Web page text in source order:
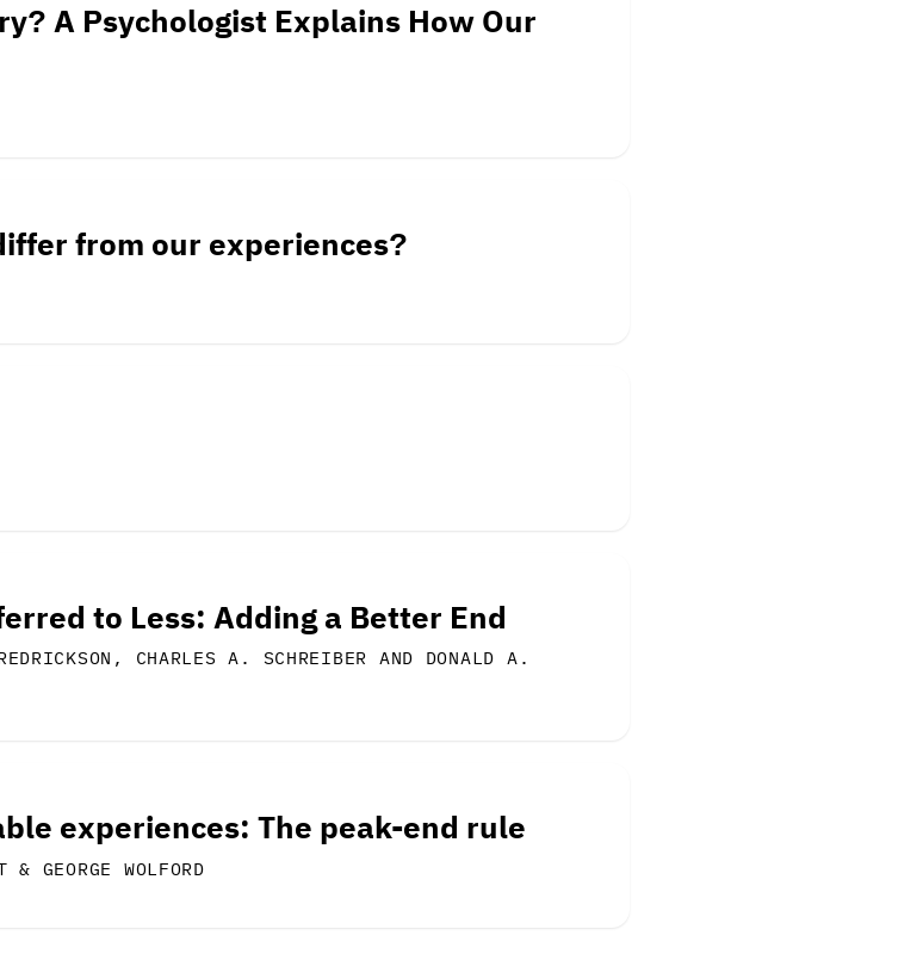
A Psychologist Explains How Our
from our experiences?
to Less: Adding a Better End
CHARLES A. SCHREIBER AND DONALD A.
experiences: The peak-end rule
GEORGE WOLFORD